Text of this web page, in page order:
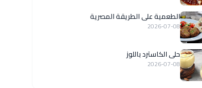
الطعمية على الطريقة المصرية
2026-07-08
حلى الكاسترد باللوز
2026-07-08